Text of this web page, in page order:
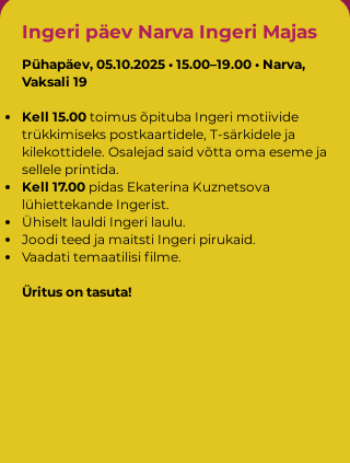
Ingeri päev Narva Ingeri Majas
Pühapäev, 05.10.2025 • 15.00–19.00 • Narva,
Vaksali 19
Kell 15.00 toimus õpituba Ingeri motiivide
trükkimiseks postkaartidele, T-särkidele ja
kilekottidele. Osalejad said võtta oma eseme ja
sellele printida.
Kell 17.00 pidas Ekaterina Kuznetsova
lühiettekande Ingerist.
Ühiselt lauldi Ingeri laulu.
Joodi teed ja maitsti Ingeri pirukaid.
Vaadati temaatilisi filme.
Üritus on tasuta!